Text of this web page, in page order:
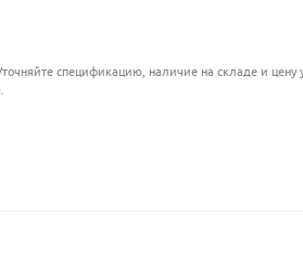
спецификацию, наличие на складе и цену